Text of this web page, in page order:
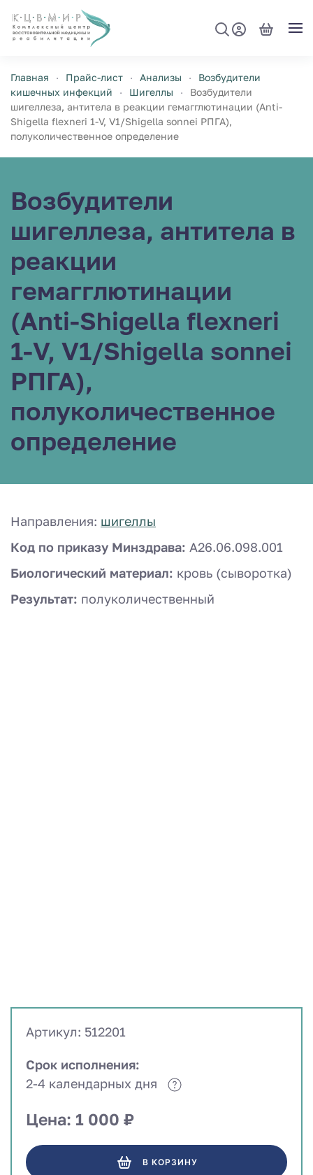
Перейти к содержимому
Главная Прайс-лист Анализы
Возбудители
кишечных инфекций
Шигеллы
Возбудители
шигеллеза, антитела в реакции гемагглютинации (Anti-
Shigella flexneri 1-V, V1/Shigella sonnei РПГА),
полуколичественное определение
Возбудители
шигеллеза, антитела в
реакции
гемагглютинации
(Anti-Shigella flexneri
1-V, V1/Shigella sonnei
РПГА),
полуколичественное
определение
Направления: шигеллы
Код по приказу Минздрава: A26.06.098.001
Биологический материал: кровь (сыворотка)
Результат: полуколичественный
Артикул: 512201
Срок исполнения:
2-4 календарных дня
Цена: 1 000 ₽
В КОРЗИНУ